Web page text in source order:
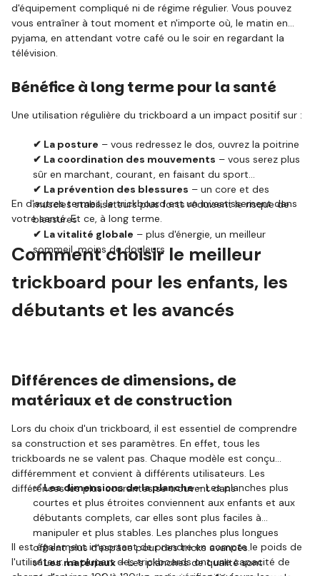
d'équipement compliqué ni de régime régulier. Vous pouvez
vous entraîner à tout moment et n'importe où, le matin en
pyjama, en attendant votre café ou le soir en regardant la
télévision.
Bénéfice à long terme pour la santé
Une utilisation régulière du trickboard a un impact positif sur :
✔ La posture – vous redressez le dos, ouvrez la poitrine
✔ La coordination des mouvements – vous serez plus
sûr en marchant, courant, en faisant du sport
✔ La prévention des blessures – un core et des
muscles stabilisateurs plus forts réduisent le risque de
blessures
✔ La vitalité globale – plus d'énergie, un meilleur
sommeil, moins de douleurs
En d'autres termes, le trickboard est un investissement dans
votre santé. Et ce, à long terme.
Comment choisir le meilleur
trickboard pour les enfants, les
débutants et les avancés
Différences de dimensions, de
matériaux et de construction
Lors du choix d'un trickboard, il est essentiel de comprendre
sa construction et ses paramètres. En effet, tous les
trickboards ne se valent pas. Chaque modèle est conçu
différemment et convient à différents utilisateurs. Les
différences les plus courantes se trouvent dans :
✅ Les dimensions de la planche– Les planches plus
courtes et plus étroites conviennent aux enfants et aux
débutants complets, car elles sont plus faciles à
manipuler et plus stables. Les planches plus longues
offrent plus d'espace pour des tricks avancés.
✅ Les matériaux– Les planches de qualité sont
Il est également important de prendre en compte le poids de
l'utilisateur. La plupart des trickboards ont une capacité de